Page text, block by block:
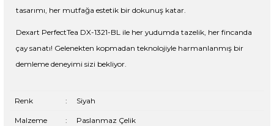
tasarımı, her mutfağa estetik bir dokunuş katar.
Dexart PerfectTea DX-1321-BL ile her yudumda tazelik, her fincanda
çay sanatı! Gelenekten kopmadan teknolojiyle harmanlanmış bir
demleme deneyimi sizi bekliyor.
Renk : Siyah
Malzeme : Paslanmaz Çelik